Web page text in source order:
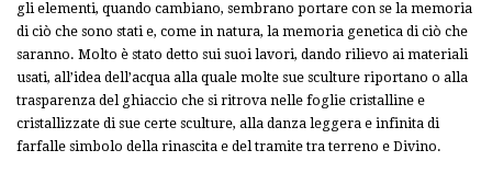
gli elementi, quando cambiano, sembrano portare con se la memoria
di ciò che sono stati e, come in natura, la memoria genetica di ciò che
saranno. Molto è stato detto sui suoi lavori, dando rilievo ai materiali
usati, all’idea dell’acqua alla quale molte sue sculture riportano o alla
trasparenza del ghiaccio che si ritrova nelle foglie cristalline e
cristallizzate di sue certe sculture, alla danza leggera e infinita di
farfalle simbolo della rinascita e del tramite tra terreno e Divino.